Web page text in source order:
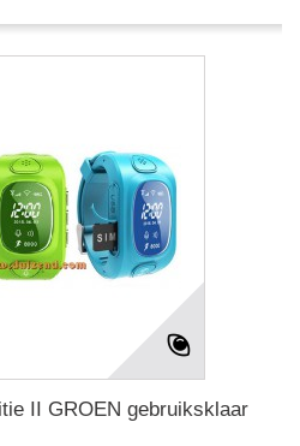
II GROEN gebruiksklaar